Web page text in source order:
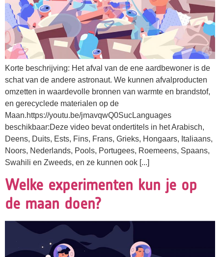
Korte beschrijving: Het afval van de ene aardbewoner is de
schat van de andere astronaut. We kunnen afvalproducten
omzetten in waardevolle bronnen van warmte en brandstof,
en gerecyclede materialen op de
Maan.https://youtu.be/jmavqwQ0SucLanguages
beschikbaar:Deze video bevat ondertitels in het Arabisch,
Deens, Duits, Ests, Fins, Frans, Grieks, Hongaars, Italiaans,
Noors, Nederlands, Pools, Portugees, Roemeens, Spaans,
Swahili en Zweeds, en ze kunnen ook [...]
Welke experimenten kun je op
de maan doen?